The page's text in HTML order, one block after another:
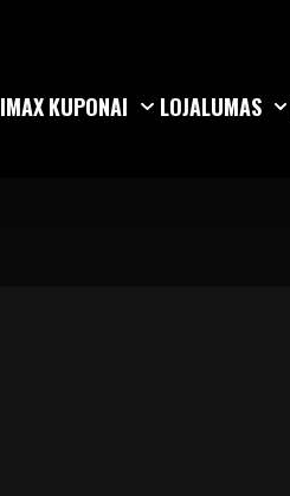
IMAXKUPONAI LOJALUMAS